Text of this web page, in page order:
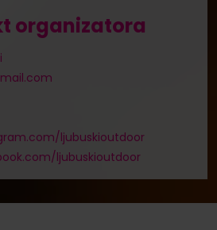
organizatora
ljubuskioutdoor
ljubuskioutdoor